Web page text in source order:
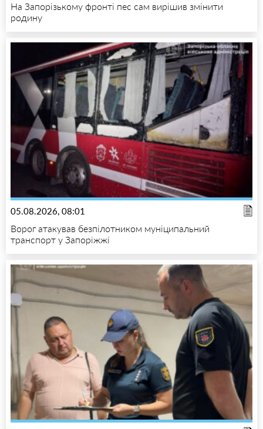
На Запорізькому фронті пес сам вирішив змінити
родину
05.08.2026, 08:01
Ворог атакував безпілотником муніципальний
транспорт у Запоріжжі